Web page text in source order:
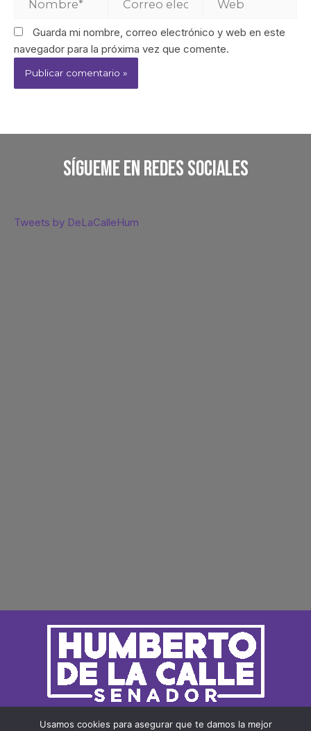
Guarda mi nombre, correo electrónico y web en este
navegador para la próxima vez que comente.
Sígueme En Redes Sociales
Tweets by DeLaCalleHum
Usamos cookies para asegurar que te damos la mejor